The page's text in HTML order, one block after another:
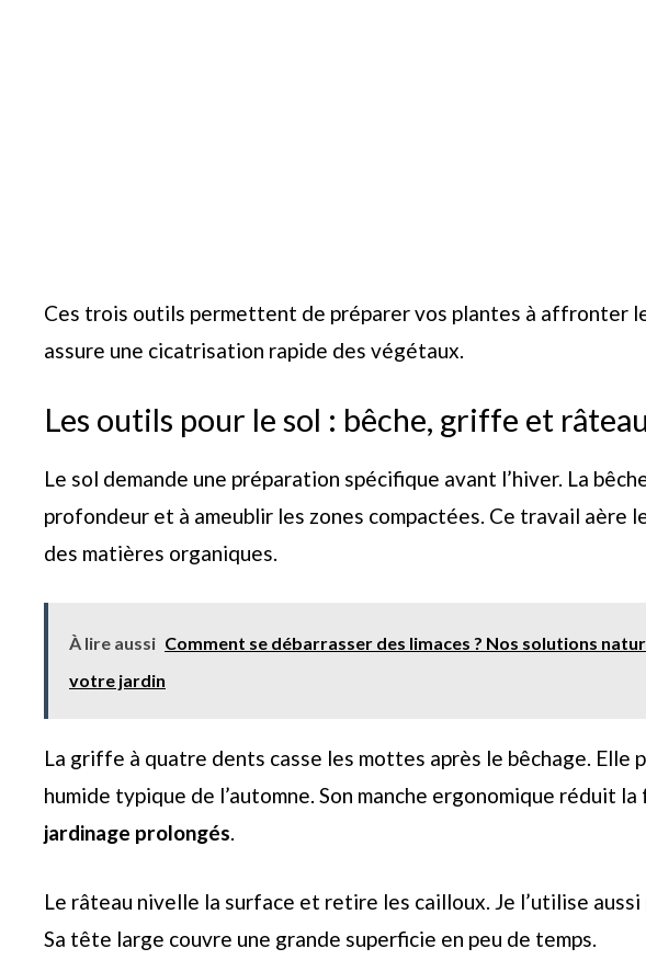
Ces trois outils permettent de préparer vos plantes à affronter
assure une cicatrisation rapide des végétaux.
Les outils pour le sol : bêche, griffe et râteau
Le sol demande une préparation spécifique avant l’hiver. La
profondeur et à ameublir les zones compactées. Ce travail aère
des matières organiques.
À lire aussi Comment se débarrasser des limaces ? Nos solutions
votre jardin
La griffe à quatre dents casse les mottes après le bêchage.
humide typique de l’automne. Son manche ergonomique réduit
jardinage prolongés.
Le râteau nivelle la surface et retire les cailloux. Je l’utilise
Sa tête large couvre une grande superficie en peu de temps.